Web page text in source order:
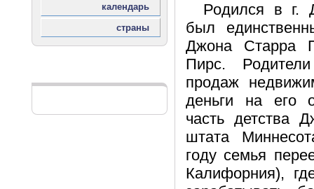
Родился в г.
был
Джона Старра
Пирс.
продаж
деньги на его
часть детства
штата
году семья
Калифорния),